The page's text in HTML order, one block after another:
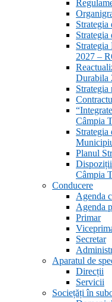
Strategia
Strategia
2027 –
Durabila
Strategia
Câmpia
Strategia
Planul
Câmpia
Conducere
Agenda
Agenda
Primar
Secretar
Aparatul de
Direcții
Servicii
Sociețăți în